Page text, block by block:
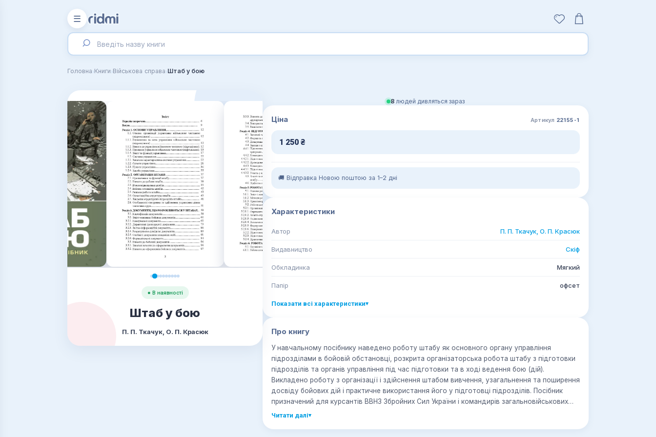
☰
Головна›Книги›Військова справа›Штаб у бою
● В наявності
Штаб у бою
П. П. Ткачук, О. П. Красюк
8 людей дивляться зараз
Ціна Артикул 22155-1
1 250 ₴
🚚 Відправка Новою поштою за 1–2 дні
Характеристики
Автор П. П. Ткачук, О. П. Красюк
Видавництво Скіф
Обкладинка Мягкий
Папір офсет
Показати всі характеристики▾
Про книгу
У навчальному посібнику наведено роботу штабу як основного органу управління
підрозділами в бойовій обстановці, розкрита організаторська робота штабу з підготовки
підрозділів та органів управління під час підготовки та в ході ведення бою (дій).
Викладено роботу з організації і здійснення штабом вивчення, узагальнення та поширення
досвіду бойових дій і практичне використання його у підготовці підрозділів. Посібник
призначений для курсантів ВВНЗ Збройних Сил України і командирів загальновійськових
підрозділів
Читати далі▾